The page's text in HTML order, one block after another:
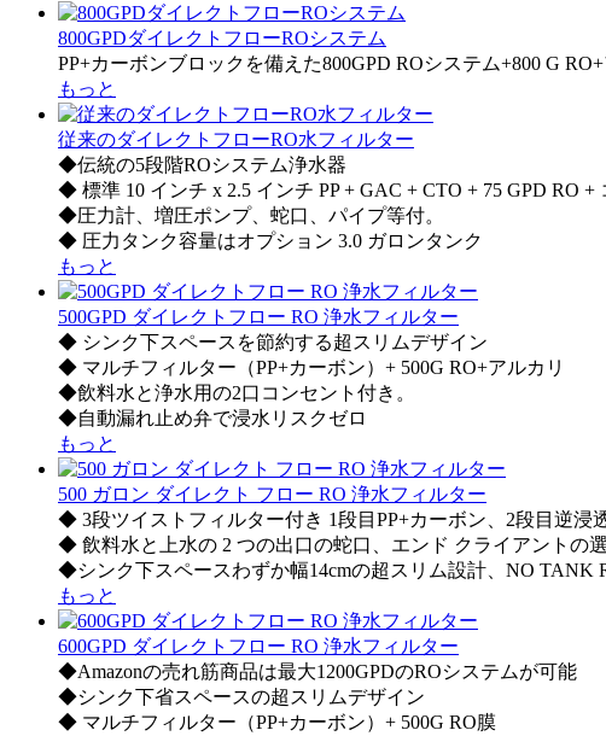
800GPDダイレクトフローROシステム
PP+カーボンブロックを備えた800GPD ROシステム+800 G
もっと
従来のダイレクトフローRO水フィルター
◆伝統の5段階ROシステム浄水器
◆ 標準 10 インチ x 2.5 インチ PP + GAC + CTO + 75 GPD RO +
◆圧力計、増圧ポンプ、蛇口、パイプ等付。
◆ 圧力タンク容量はオプション 3.0 ガロンタンク
もっと
500GPD ダイレクトフロー RO 浄水フィルター
◆ シンク下スペースを節約する超スリムデザイン
◆ マルチフィルター（PP+カーボン）+ 500G RO+アルカリ
◆飲料水と浄水用の2口コンセント付き。
◆自動漏れ止め弁で浸水リスクゼロ
もっと
500 ガロン ダイレクト フロー RO 浄水フィルター
◆ 3段ツイストフィルター付き 1段目PP+カーボン、2段目逆浸
◆ 飲料水と上水の 2 つの出口の蛇口、エンド クライアントの
◆シンク下スペースわずか幅14cmの超スリム設計、NO TANK
もっと
600GPD ダイレクトフロー RO 浄水フィルター
◆Amazonの売れ筋商品は最大1200GPDのROシステムが可能
◆シンク下省スペースの超スリムデザイン
◆ マルチフィルター（PP+カーボン）+ 500G RO膜